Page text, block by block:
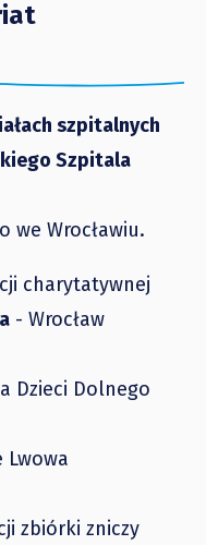
szpitalnych
Szpitala
we Wrocławiu.
charytatywnej
- Wrocław
Dzieci Dolnego
Lwowa
zbiórki zniczy